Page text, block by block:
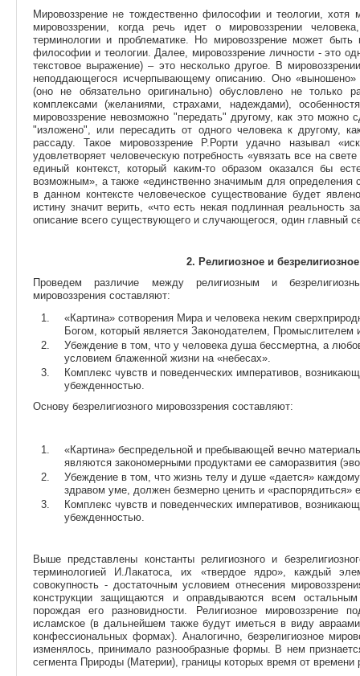
Мировоззрение не тождественно философии и теологии, хотя
мировоззрении, когда речь идет о мировоззрении
терминологии и проблематике. Но мировоззрение может
философии и теологии. Далее, мировоззрение личности - это
текстовое выражение) – это несколько другое. В
неподдающегося исчерпывающему описанию. Оно
(оно не обязательно оригинально) обусловлено не только
комплексами (желаниями, страхами, надеждами),
мировоззрение невозможно "передать" другому, как это можно
"изложено", или пересадить от одного человека к другому,
рассаду. Такое мировоззрение Р.Рорти удачно называл
удовлетворяет человеческую потребность «увязать все на
единый контекст, который каким-то образом оказался бы
возможным», а также «единственно значимым для определения
в данном контексте человеческое существование будет
истину значит верить, «что есть некая подлинная реальность
описание всего существующего и случающегося, один главный
2. Религиозное и
Проведем различие между религиозным и
мировоззрения составляют:
«Картина» сотворения Мира и человека неким
Богом, который является Законодателем, Промыслителем
Убеждение в том, что у человека душа бессмертна, а
условием блаженной жизни на «небесах».
Комплекс чувств и поведенческих императивов,
убежденностью.
Основу безрелигиозного мировоззрения составляют:
«Картина» беспредельной и пребывающей вечно
являются закономерными продуктами ее саморазвития
Убеждение в том, что жизнь телу и душе «дается»
здравом уме, должен безмерно ценить и «распорядиться»
Комплекс чувств и поведенческих императивов,
убежденностью.
Выше представлены константы религиозного и
терминологией И.Лакатоса, их «твердое ядро», каждый
совокупность - достаточным условием отнесения
конструкции защищаются и оправдываются всем
порождая его разновидности. Религиозное мировоззрение
исламское (в дальнейшем также будут иметься в виду
конфессиональных формах). Аналогично, безрелигиозное
изменялось, принимало разнообразные формы. В нем
сегмента Природы (Материи), границы которых время от времени